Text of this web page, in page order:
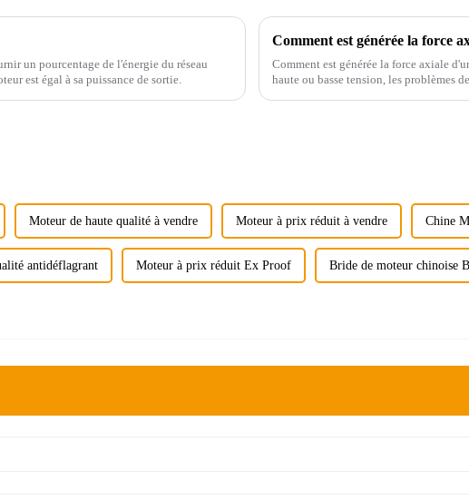
un pourcentage de l'énergie du réseau
est égal à sa puissance de sortie.
Comment est générée la force
Comment est générée la force axiale
haute ou basse tension, les problèmes
Moteur de haute qualité à vendre Moteur à prix réduit à vendre Chine
antidéflagrant Moteur à prix réduit Ex Proof Bride de moteur chinoise